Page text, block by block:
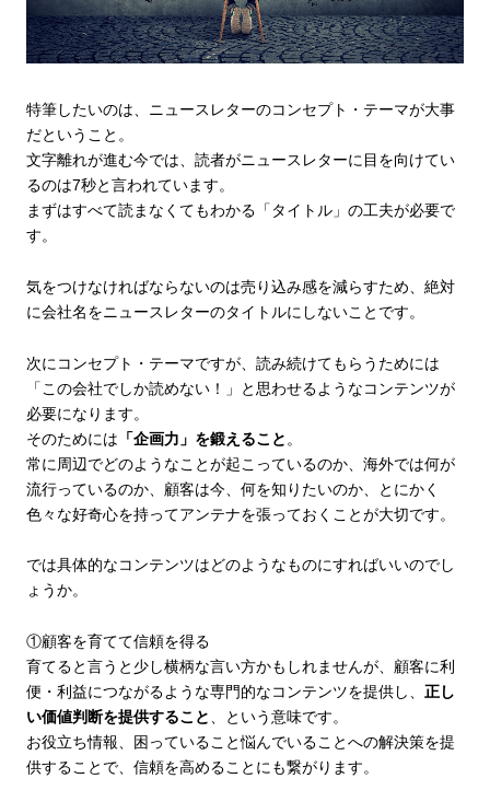
特筆したいのは、ニュースレターのコンセプト・テーマが大事
だということ。
文字離れが進む今では、読者がニュースレターに目を向けてい
るのは7秒と言われています。
まずはすべて読まなくてもわかる「タイトル」の工夫が必要で
す。
気をつけなければならないのは売り込み感を減らすため、絶対
に会社名をニュースレターのタイトルにしないことです。
次にコンセプト・テーマですが、読み続けてもらうためには
「この会社でしか読めない！」と思わせるようなコンテンツが
必要になります。
そのためには 「企画力」を鍛えること 。
常に周辺でどのようなことが起こっているのか、海外では何が
流行っているのか、顧客は今、何を知りたいのか、とにかく
色々な好奇心を持ってアンテナを張っておくことが大切です。
では具体的なコンテンツはどのようなものにすればいいのでし
ょうか。
①顧客を育てて信頼を得る
育てると言うと少し横柄な言い方かもしれませんが、顧客に利
便・利益につながるような専門的なコンテンツを提供し、 正し
い価値判断を提供すること
、という意味です。
お役立ち情報、困っていること悩んでいることへの解決策を提
供することで、信頼を高めることにも繋がります。